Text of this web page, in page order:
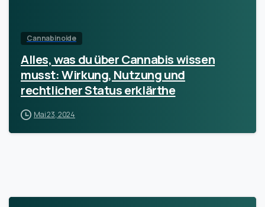
Cannabinoide
Alles, was du über Cannabis wissen
musst: Wirkung, Nutzung und
rechtlicher Status erklärthe
Mai 23, 2024